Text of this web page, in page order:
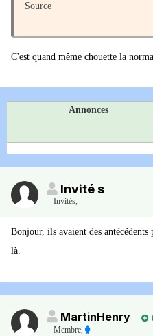
Source
C'est quand même chouette la
Annonces
Invité s
Invités,
Bonjour, ils avaient des
là.
MartinHenry
Membre,